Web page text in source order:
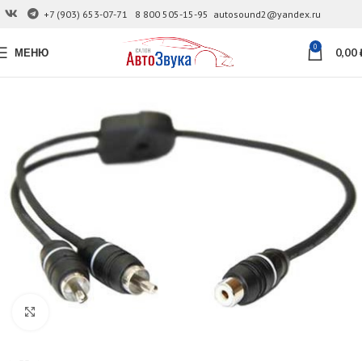
+7 (903) 653-07-71 8 800 505-15-95 autosound2@yandex.ru
МЕНЮ 0 0,00